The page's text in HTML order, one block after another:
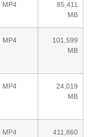
MP4
85,411
MB
MP4
101,599
MB
MP4
24,019
MB
MP4
411,860